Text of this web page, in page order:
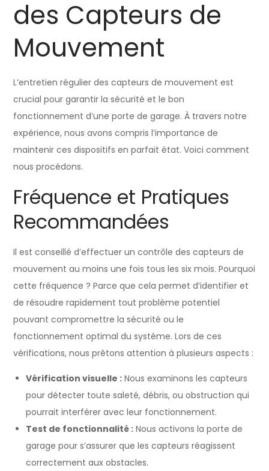
des Capteurs de
Mouvement
L’entretien régulier des capteurs de mouvement est
crucial pour garantir la sécurité et le bon
fonctionnement d’une porte de garage. À travers notre
expérience, nous avons compris l’importance de
maintenir ces dispositifs en parfait état. Voici comment
nous procédons.
Fréquence et Pratiques
Recommandées
Il est conseillé d’effectuer un contrôle des capteurs de
mouvement au moins une fois tous les six mois. Pourquoi
cette fréquence ? Parce que cela permet d’identifier et
de résoudre rapidement tout problème potentiel
pouvant compromettre la sécurité ou le
fonctionnement optimal du système. Lors de ces
vérifications, nous prêtons attention à plusieurs aspects :
Vérification visuelle : Nous examinons les capteurs
pour détecter toute saleté, débris, ou obstruction qui
pourrait interférer avec leur fonctionnement.
Test de fonctionnalité : Nous activons la porte de
garage pour s’assurer que les capteurs réagissent
correctement aux obstacles.